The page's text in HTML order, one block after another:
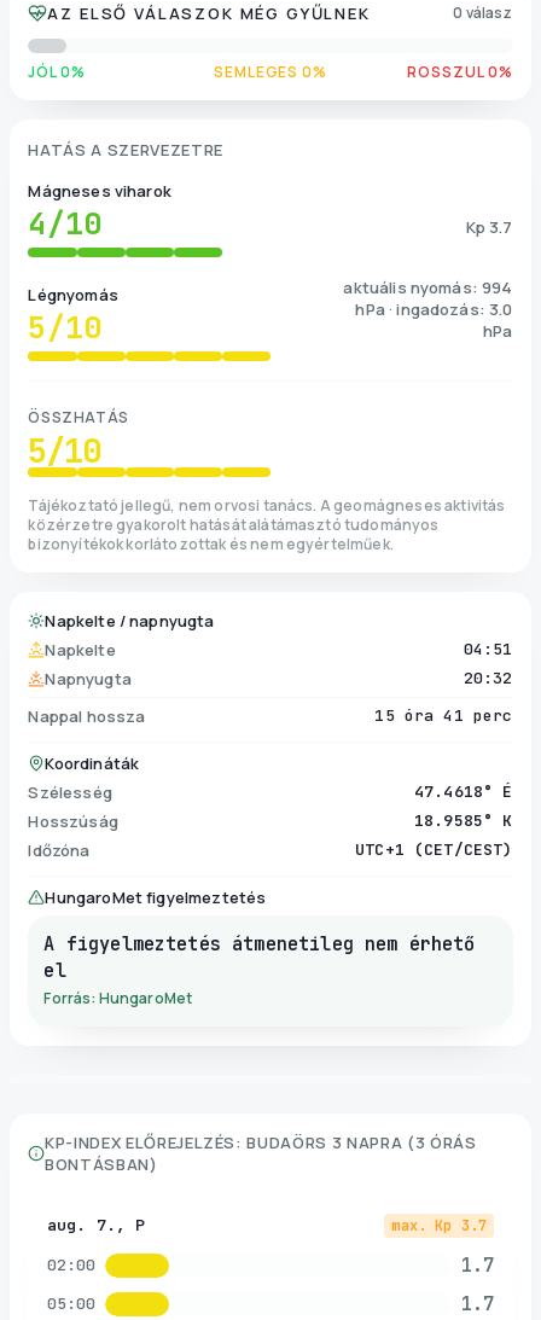
AZ ELSŐ VÁLASZOK MÉG GYŰLNEK 0 válasz
JÓL 0% SEMLEGES 0% ROSSZUL 0%
HATÁS A SZERVEZETRE
Mágneses viharok
4/10 Kp 3.7
Légnyomás
5/10
aktuális nyomás: 994
hPa · ingadozás: 3.0
hPa
ÖSSZHATÁS
5/10
Tájékoztató jellegű, nem orvosi tanács. A geomágneses aktivitás
közérzetre gyakorolt hatását alátámasztó tudományos
bizonyítékok korlátozottak és nem egyértelműek.
Napkelte / napnyugta
Napkelte
04:51
Napnyugta 20:32
Nappal hossza 15 óra 41 perc
Koordináták
Szélesség
47.4618° É
Hosszúság 18.9585° K
Időzóna UTC+1 (CET/CEST)
HungaroMet figyelmeztetés
A figyelmeztetés átmenetileg nem érhető
el
Forrás: HungaroMet
KP-INDEX ELŐREJELZÉS: BUDAÖRS 3 NAPRA (3 ÓRÁS
BONTÁSBAN)
aug. 7., P max. Kp 3.7
02:00 1.7
05:00 1.7